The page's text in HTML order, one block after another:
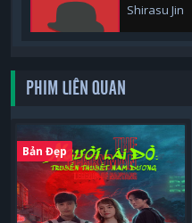
Shirasu Jin
PHIM LIÊN QUAN
Bản Đẹp